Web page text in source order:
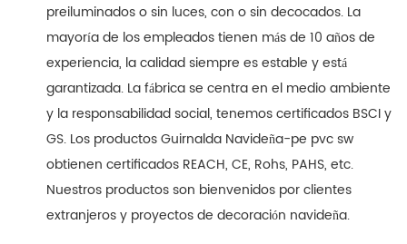
preiluminados o sin luces, con o sin decocados. La
mayoría de los empleados tienen más de 10 años de
experiencia, la calidad siempre es estable y está
garantizada. La fábrica se centra en el medio ambiente
y la responsabilidad social, tenemos certificados BSCI y
GS. Los productos Guirnalda Navideña-pe pvc sw
obtienen certificados REACH, CE, Rohs, PAHS, etc.
Nuestros productos son bienvenidos por clientes
extranjeros y proyectos de decoración navideña.